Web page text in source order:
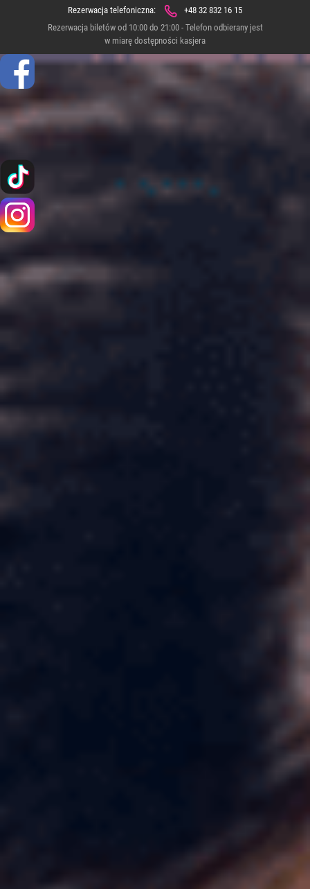
Rezerwacja telefoniczna:
+48 32 832 16 15
Rezerwacja biletów od 10:00 do 21:00 - Telefon odbierany jest
w miarę dostępności kasjera